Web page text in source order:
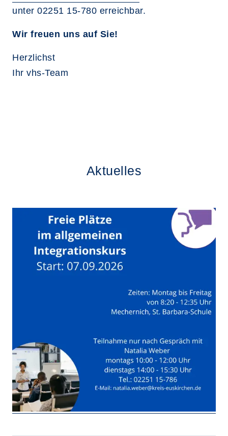
unter 02251 15-780 erreichbar.
Wir freuen uns auf Sie!
Herzlichst
Ihr vhs-Team
Aktuelles